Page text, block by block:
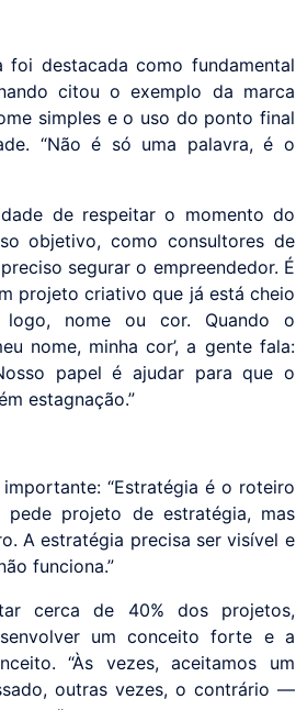
destacada como fundamental
citou o exemplo da marca
simples e o uso do ponto final
“Não é só uma palavra, é o
de respeitar o momento do
objetivo, como consultores de
segurar o empreendedor. É
projeto criativo que já está cheio
nome ou cor. Quando o
nome, minha cor’, a gente fala:
papel é ajudar para que o
estagnação.”
“Estratégia é o roteiro
projeto de estratégia, mas
A estratégia precisa ser visível e
funciona.”
cerca de 40% dos projetos,
um conceito forte e a
“Às vezes, aceitamos um
outras vezes, o contrário —